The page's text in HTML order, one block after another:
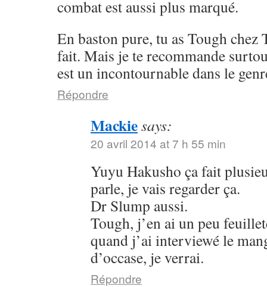
combat est aussi plus marqué.
En baston pure, tu as Tough chez
fait. Mais je te recommande
est un incontournable dans le
Répondre
Mackiesays:
20 avril 2014 at 7 h 55 min
Yuyu Hakusho ça fait
parle, je vais regarder ça.
Dr Slump aussi.
Tough, j’en ai un peu
quand j’ai interviewé le
d’occase, je verrai.
Répondre